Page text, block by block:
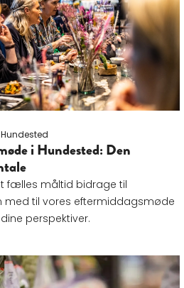
i Hundested: Den
fælles måltid bidrage til
med til vores eftermiddagsmøde
perspektiver.
tarm
Økologisk